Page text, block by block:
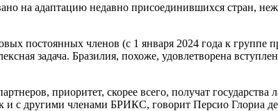
на адаптацию недавно присоединившихся стран,
постоянных членов (с 1 января 2024 года к
задача. Бразилия, похоже, удовлетворена
приоритет, скорее всего, получат
и с другими членами БРИКС, говорит Персио Глориа